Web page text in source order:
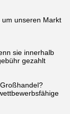
unseren Markt
sie innerhalb
gezahlt